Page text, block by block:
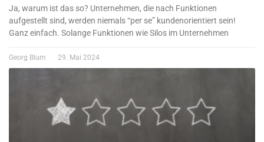
Ja, warum ist das so? Unternehmen, die nach Funktionen
aufgestellt sind, werden niemals “per se” kundenorientiert sein!
Ganz einfach. Solange Funktionen wie Silos im Unternehmen
Georg Blum 29. Mai 2024